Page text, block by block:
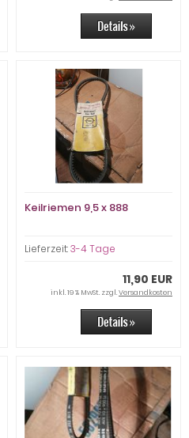
Keilriemen 9,5 x 888
Lieferzeit:3-4 Tage
11,90 EUR
inkl. 19 % MwSt. zzgl.Versandkosten